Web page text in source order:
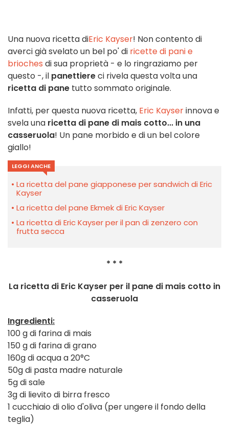
Una nuova ricetta diEric Kayser! Non contento di
averci già svelato un bel po' di ricette di pani e
brioches di sua proprietà - e lo ringraziamo per
questo -, il panettiereci rivela questa volta una
ricetta di pane tutto sommato originale.
Infatti, per questa nuova ricetta, Eric Kayserinnova e
svela una ricetta di pane di mais cotto... in una
casseruola! Un pane morbido e di un bel colore
giallo!
LEGGI ANCHE
La ricetta del pane giapponese per sandwich di Eric
Kayser
La ricetta del pane Ekmek di Eric Kayser
La ricetta di Eric Kayser per il pan di zenzero con
frutta secca
* * *
La ricetta di Eric Kayser per il pane di mais cotto in
casseruola
Ingredienti:
100 g di farina di mais
150 g di farina di grano
160g di acqua a 20°C
50g di pasta madre naturale
5g di sale
3g di lievito di birra fresco
1 cucchiaio di olio d'oliva (per ungere il fondo della
teglia)